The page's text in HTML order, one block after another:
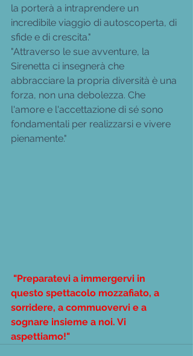
la porterà a intraprendere un
incredibile viaggio di autoscoperta, di
sfide e di crescita."
"Attraverso le sue avventure, la
Sirenetta ci insegnerà che
abbracciare la propria diversità è una
forza, non una debolezza. Che
l'amore e l'accettazione di sé sono
fondamentali per realizzarsi e vivere
pienamente."
"Preparatevi a immergervi in
questo spettacolo mozzafiato, a
sorridere, a commuovervi e a
sognare insieme a noi. Vi
aspettiamo!"